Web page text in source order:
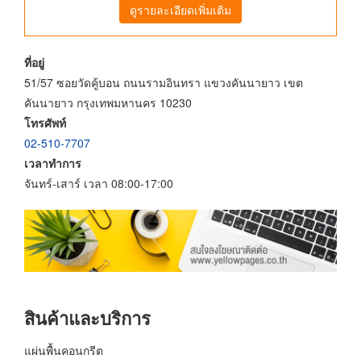
ดูรายละเอียดเพิ่มเติม
ที่อยู่
51/57 ซอยวัดคู้บอน ถนนรามอินทรา แขวงคันนายาว เขต
คันนายาว กรุงเทพมหานคร 10230
โทรศัพท์
02-510-7707
เวลาทำการ
จันทร์-เสาร์ เวลา 08:00-17:00
สินค้าและบริการ
แผ่นพื้นคอนกรีต